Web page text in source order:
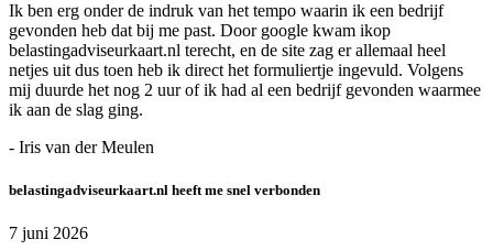
Ik ben erg onder de indruk van het tempo waarin ik een bedrijf
gevonden heb dat bij me past. Door google kwam ikop
belastingadviseurkaart.nl terecht, en de site zag er allemaal heel
netjes uit dus toen heb ik direct het formuliertje ingevuld. Volgens
mij duurde het nog 2 uur of ik had al een bedrijf gevonden waarmee
ik aan de slag ging.
- Iris van der Meulen
belastingadviseurkaart.nl heeft me snel verbonden
7 juni 2026